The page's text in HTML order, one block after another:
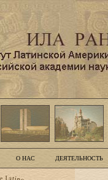
О НАС ДЕЯТЕЛЬНОСТЬ